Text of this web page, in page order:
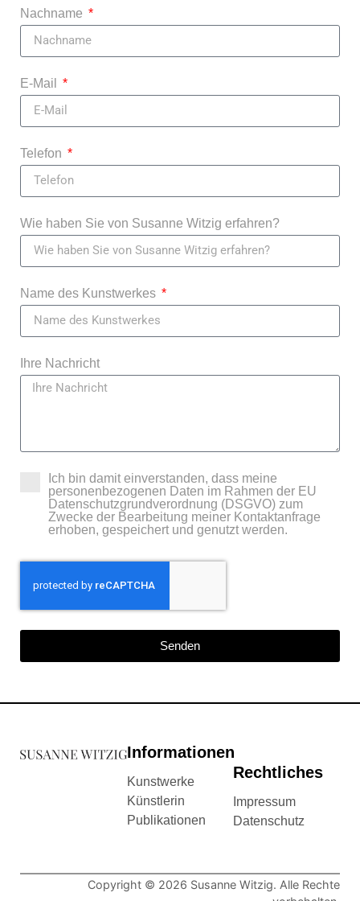
Nachname
E-Mail
Telefon
Wie haben Sie von Susanne Witzig erfahren?
Name des Kunstwerkes
Ihre Nachricht
Ich bin damit einverstanden, dass meine
personenbezogenen Daten im Rahmen der EU
Datenschutzgrundverordnung (DSGVO) zum
Zwecke der Bearbeitung meiner Kontaktanfrage
erhoben, gespeichert und genutzt werden.
Senden
Informationen
Kunstwerke
Künstlerin
Publikationen
Rechtliches
Impressum
Datenschutz
Copyright © 2026 Susanne Witzig. Alle Rechte